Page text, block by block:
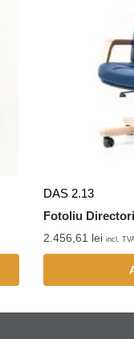
DAS 2.13
Fotoliu
2.456,61 lei incl.